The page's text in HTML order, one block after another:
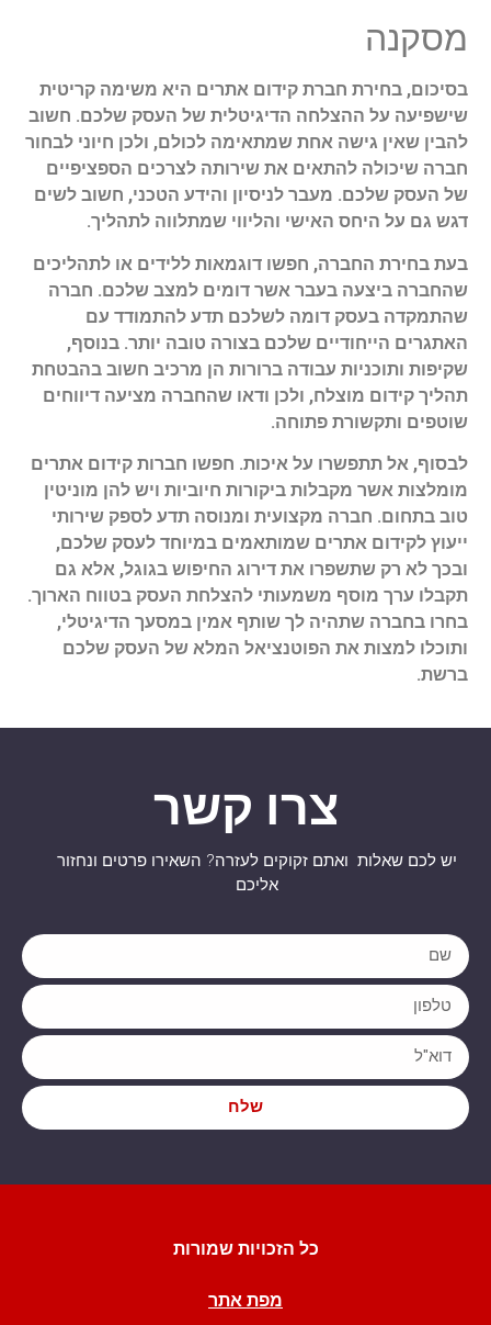
מסקנה
בסיכום, בחירת חברת קידום אתרים היא משימה קריטית
שישפיעה על ההצלחה הדיגיטלית של העסק שלכם. חשוב
להבין שאין גישה אחת שמתאימה לכולם, ולכן חיוני לבחור
חברה שיכולה להתאים את שירותה לצרכים הספציפיים
של העסק שלכם. מעבר לניסיון והידע הטכני, חשוב לשים
דגש גם על היחס האישי והליווי שמתלווה לתהליך.
בעת בחירת החברה, חפשו דוגמאות ללידים או לתהליכים
שהחברה ביצעה בעבר אשר דומים למצב שלכם. חברה
שהתמקדה בעסק דומה לשלכם תדע להתמודד עם
האתגרים הייחודיים שלכם בצורה טובה יותר. בנוסף,
שקיפות ותוכניות עבודה ברורות הן מרכיב חשוב בהבטחת
תהליך קידום מוצלח, ולכן ודאו שהחברה מציעה דיווחים
שוטפים ותקשורת פתוחה.
לבסוף, אל תתפשרו על איכות. חפשו חברות קידום אתרים
מומלצות אשר מקבלות ביקורות חיוביות ויש להן מוניטין
טוב בתחום. חברה מקצועית ומנוסה תדע לספק שירותי
ייעוץ לקידום אתרים שמותאמים במיוחד לעסק שלכם,
ובכך לא רק שתשפרו את דירוג החיפוש בגוגל, אלא גם
תקבלו ערך מוסף משמעותי להצלחת העסק בטווח הארוך.
בחרו בחברה שתהיה לך שותף אמין במסעך הדיגיטלי,
ותוכלו למצות את הפוטנציאל המלא של העסק שלכם
ברשת.
צרו קשר
יש לכם שאלות ואתם זקוקים לעזרה? השאירו פרטים ונחזור
אליכם
שלח
כל הזכויות שמורות
מפת אתר